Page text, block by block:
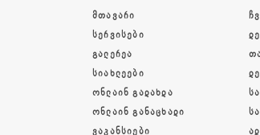
ᲛᲗᲐᲕᲐᲠᲘ
ᲡᲔᲠᲕᲘᲡᲔᲑᲘ
ᲒᲐᲚᲔᲠᲔᲐ
ᲡᲘᲐᲮᲚᲔᲔᲑᲘ
ᲝᲜᲚᲐᲘᲜ ᲒᲐᲓᲐᲮᲓᲐ
ᲝᲜᲚᲐᲘᲜ ᲒᲐᲜᲐᲪᲮᲐᲓᲘ
ᲕᲐᲙᲐᲜᲡᲘᲔᲑᲘ